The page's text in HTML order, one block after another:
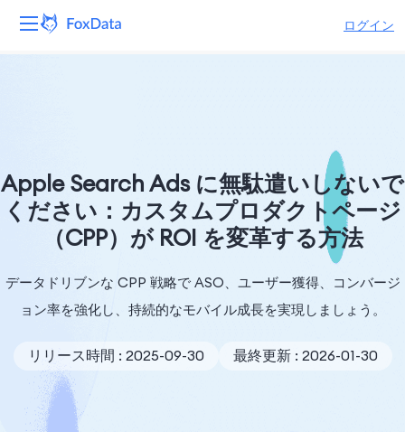
ログイン
リソース
会社
Apple Search Ads に無駄遣いしないで
ください：カスタムプロダクトページ
（CPP）が ROI を変革する方法
データドリブンな CPP 戦略で ASO、ユーザー獲得、コンバージ
ョン率を強化し、持続的なモバイル成長を実現しましょう。
リリース時間 : 2025-09-30 最終更新 : 2026-01-30